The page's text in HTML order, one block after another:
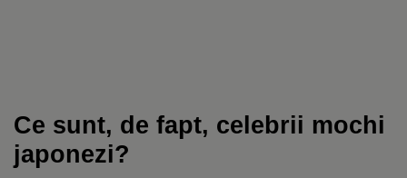
Ce sunt, de fapt, celebrii mochi
japonezi?